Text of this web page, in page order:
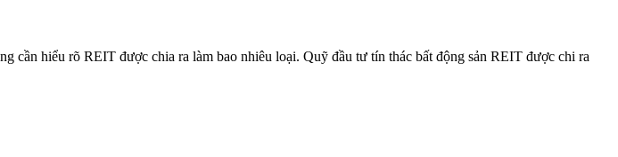
cần hiểu rõ REIT được chia ra làm bao nhiêu loại. Quỹ đầu tư tín thác bất động sản REIT được chi ra